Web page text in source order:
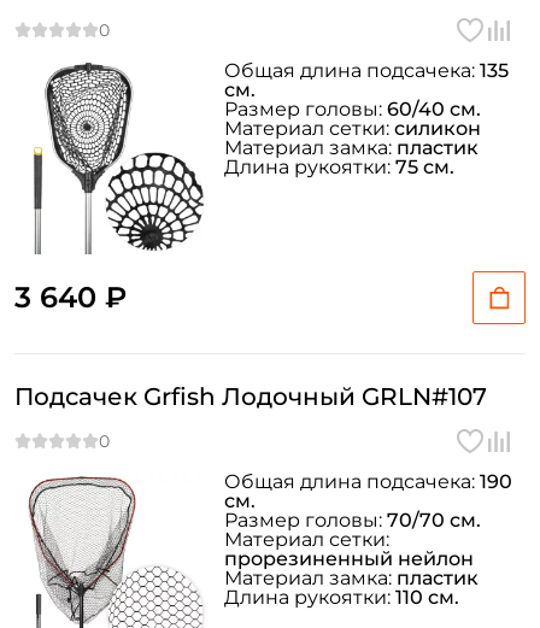
3 640 ₽
Общая длина подсачека: 135
см.
Размер головы: 60/40 см.
Материал сетки: силикон
Материал замка: пластик
Длина рукоятки: 75 см.
Подсачек Grfish Лодочный GRLN#107
Общая длина подсачека: 190
см.
Размер головы: 70/70 см.
Материал сетки:
прорезиненный нейлон
Материал замка: пластик
Длина рукоятки: 110 см.